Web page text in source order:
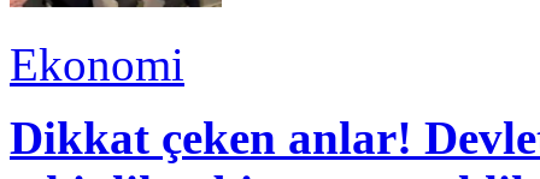
Ekonomi
Dikkat çeken anlar!